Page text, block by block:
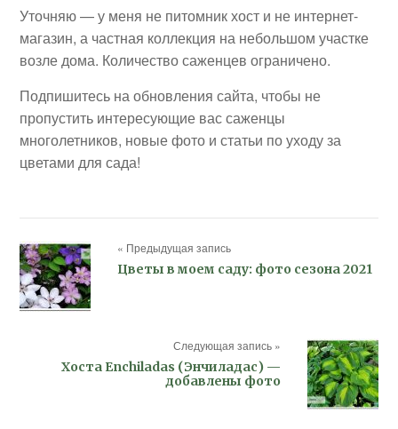
Уточняю — у меня не питомник хост и не интернет-
магазин, а частная коллекция на небольшом участке
возле дома. Количество саженцев ограничено.
Подпишитесь на обновления сайта, чтобы не
пропустить интересующие вас саженцы
многолетников, новые фото и статьи по уходу за
цветами для сада!
« Предыдущая запись
Цветы в моем саду: фото сезона 2021
Следующая запись »
Хоста Enchiladas (Энчиладас) —
добавлены фото